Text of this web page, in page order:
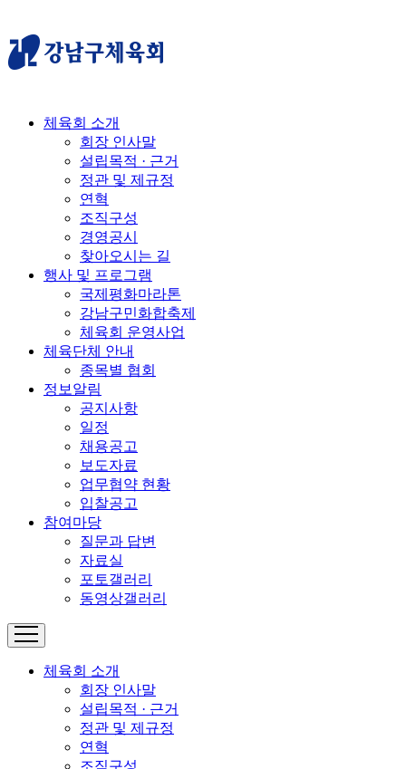
체육회 소개
회장 인사말
설립목적 · 근거
정관 및 제규정
연혁
조직구성
경영공시
찾아오시는 길
행사 및 프로그램
국제평화마라톤
강남구민화합축제
체육회 운영사업
체육단체 안내
종목별 협회
정보알림
공지사항
일정
채용공고
보도자료
업무협약 현황
입찰공고
참여마당
질문과 답변
자료실
포토갤러리
동영상갤러리
체육회 소개
회장 인사말
설립목적 · 근거
정관 및 제규정
연혁
조직구성